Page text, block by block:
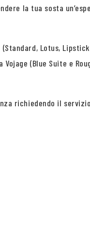
la tua sosta
Lotus,
(Blue Suite e
richiedendo il